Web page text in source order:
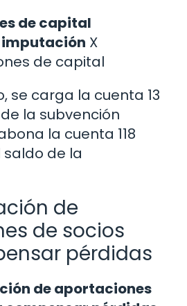
de capital
imputación X
de capital
se carga la cuenta 13
la subvención
la cuenta 118
de la
de
de socios
pérdidas
de aportaciones